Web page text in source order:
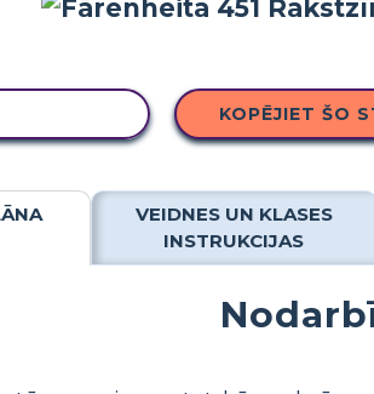
KOPĒJIET ŠO
VEIDNES UN KLASES
INSTRUKCIJAS